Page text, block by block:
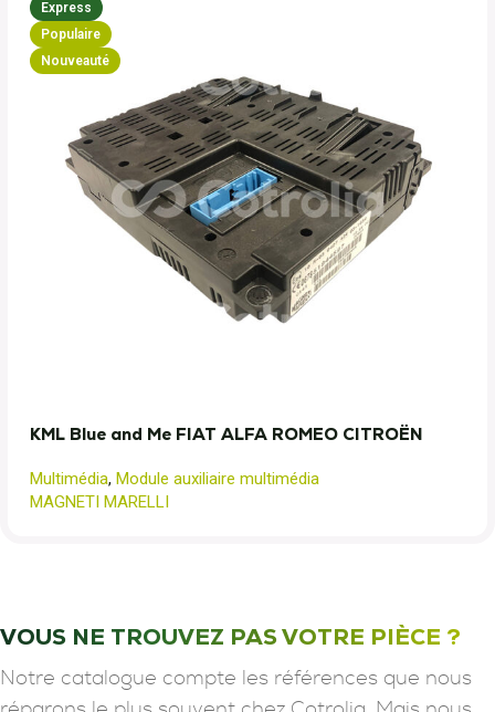
Express
Populaire
Nouveauté
KML Blue and Me FIAT ALFA ROMEO CITROËN
Multimédia, Module auxiliaire multimédia
MAGNETI MARELLI
VOUS NE TROUVEZ PAS VOTRE PIÈCE ?
Notre catalogue compte les références que nous